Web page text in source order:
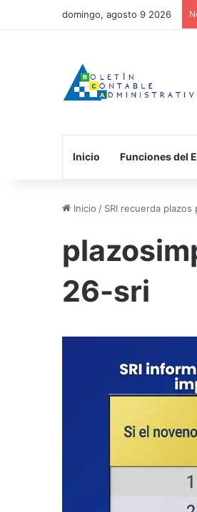
domingo, agosto 9 2026
Inicio Funciones del
Inicio / SRI recuerda
26-sri